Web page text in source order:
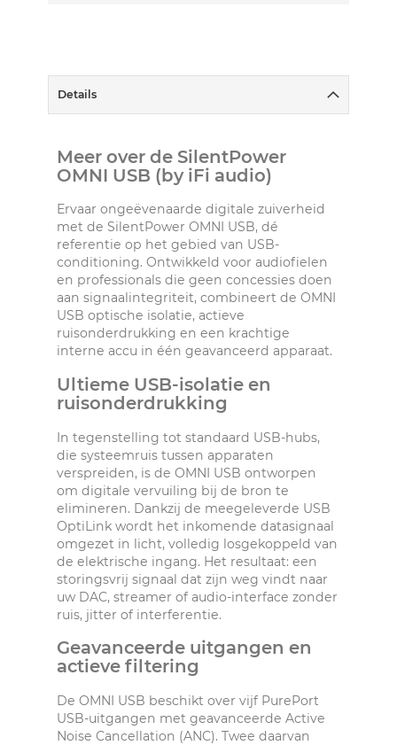
Details
Meer over de SilentPower
OMNI USB (by iFi audio)
Ervaar ongeëvenaarde digitale zuiverheid
met de SilentPower OMNI USB, dé
referentie op het gebied van USB-
conditioning. Ontwikkeld voor audiofielen
en professionals die geen concessies doen
aan signaalintegriteit, combineert de OMNI
USB optische isolatie, actieve
ruisonderdrukking en een krachtige
interne accu in één geavanceerd apparaat.
Ultieme USB-isolatie en
ruisonderdrukking
In tegenstelling tot standaard USB-hubs,
die systeemruis tussen apparaten
verspreiden, is de OMNI USB ontworpen
om digitale vervuiling bij de bron te
elimineren. Dankzij de meegeleverde USB
OptiLink wordt het inkomende datasignaal
omgezet in licht, volledig losgekoppeld van
de elektrische ingang. Het resultaat: een
storingsvrij signaal dat zijn weg vindt naar
uw DAC, streamer of audio-interface zonder
ruis, jitter of interferentie.
Geavanceerde uitgangen en
actieve filtering
De OMNI USB beschikt over vijf PurePort
USB-uitgangen met geavanceerde Active
Noise Cancellation (ANC). Twee daarvan